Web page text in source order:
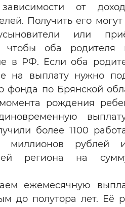
от
Получить его
или
чтобы оба родителя
в РФ. Если оба
на выплату нужно
фонда по Брянской
рождения
более 1100
рублей
региона на
ежемесячную
до полутора лет. Её